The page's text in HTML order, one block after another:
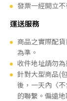
發票一經開立
運送服務
商品之實際配
為準。
收件地址請勿為
針對大型商品(
後，一天內〈
的聯繫。偏遠